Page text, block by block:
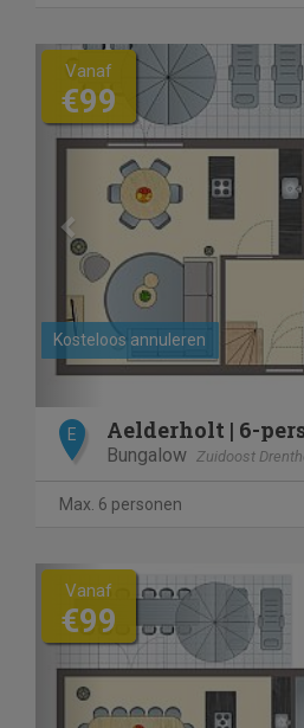
Previous
Kosteloos annuleren
Vanaf
€99
E
Bungalow Zuidoost
Max. 6 personen
Previous
Vanaf
€99